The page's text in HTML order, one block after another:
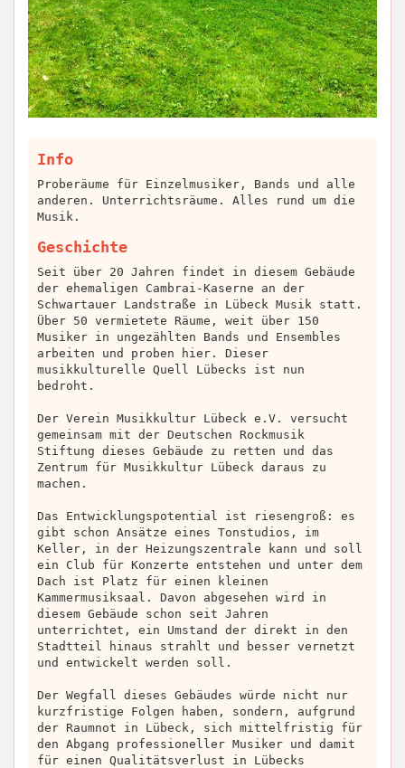
Info
Proberäume für Einzelmusiker, Bands und alle
anderen. Unterrichtsräume. Alles rund um die
Musik.
Geschichte
Seit über 20 Jahren findet in diesem Gebäude
der ehemaligen Cambrai-Kaserne an der
Schwartauer Landstraße in Lübeck Musik statt.
Über 50 vermietete Räume, weit über 150
Musiker in ungezählten Bands und Ensembles
arbeiten und proben hier. Dieser
musikkulturelle Quell Lübecks ist nun
bedroht.
Der Verein Musikkultur Lübeck e.V. versucht
gemeinsam mit der Deutschen Rockmusik
Stiftung dieses Gebäude zu retten und das
Zentrum für Musikkultur Lübeck daraus zu
machen.
Das Entwicklungspotential ist riesengroß: es
gibt schon Ansätze eines Tonstudios, im
Keller, in der Heizungszentrale kann und soll
ein Club für Konzerte entstehen und unter dem
Dach ist Platz für einen kleinen
Kammermusiksaal. Davon abgesehen wird in
diesem Gebäude schon seit Jahren
unterrichtet, ein Umstand der direkt in den
Stadtteil hinaus strahlt und besser vernetzt
und entwickelt werden soll.
Der Wegfall dieses Gebäudes würde nicht nur
kurzfristige Folgen haben, sondern, aufgrund
der Raumnot in Lübeck, sich mittelfristig für
den Abgang professioneller Musiker und damit
für einen Qualitätsverlust in Lübecks